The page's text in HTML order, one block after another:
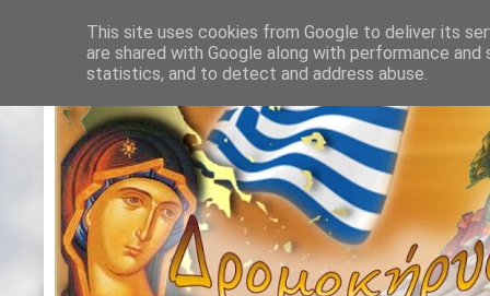
This site uses cookies from Google to deliver its
are shared with Google along with performance
statistics, and to detect and address abuse.